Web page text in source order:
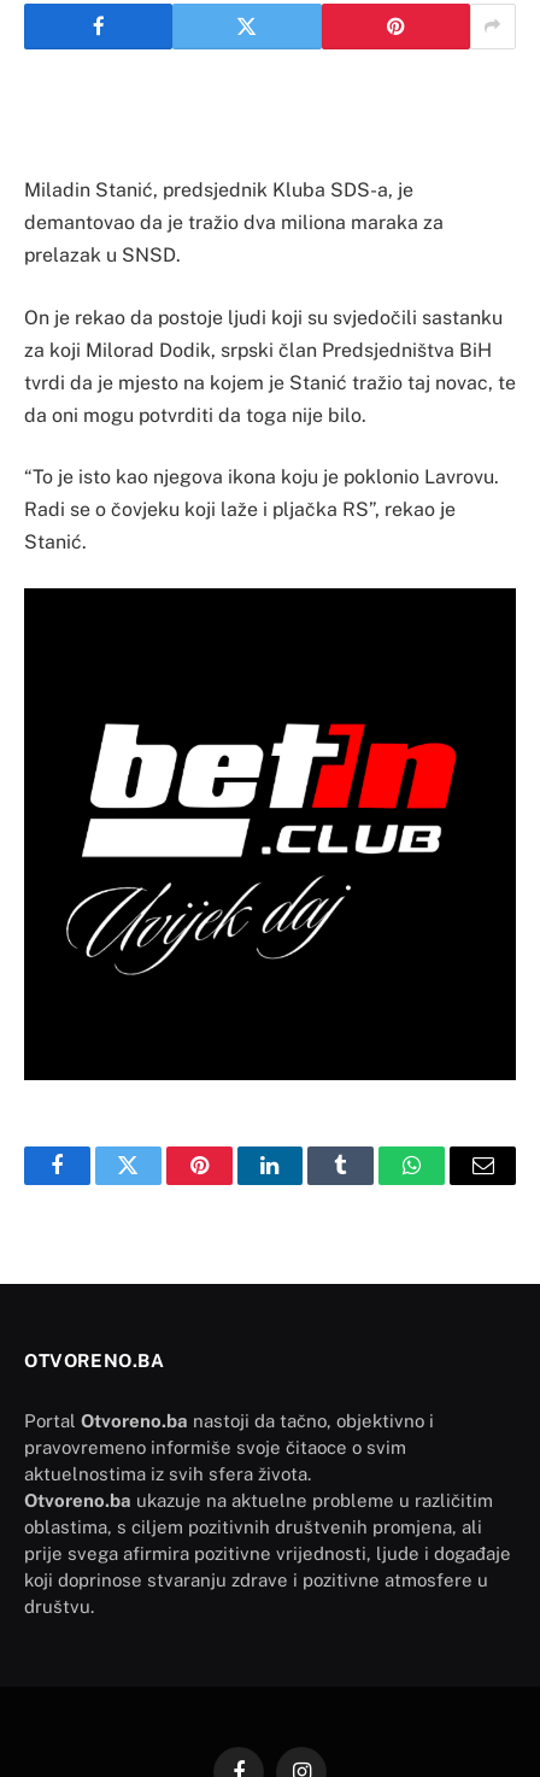
Miladin Stanić, predsjednik Kluba SDS-a, je
demantovao da je tražio dva miliona maraka za
prelazak u SNSD.
On je rekao da postoje ljudi koji su svjedočili sastanku
za koji Milorad Dodik, srpski član Predsjedništva BiH
tvrdi da je mjesto na kojem je Stanić tražio taj novac, te
da oni mogu potvrditi da toga nije bilo.
“To je isto kao njegova ikona koju je poklonio Lavrovu.
Radi se o čovjeku koji laže i pljačka RS”, rekao je
Stanić.
FacebookTwitter PinterestLinkedInTumblr WhatsAppEmail
OTVORENO.BA
Portal Otvoreno.ba nastoji da tačno, objektivno i
pravovremeno informiše svoje čitaoce o svim
aktuelnostima iz svih sfera života.
Otvoreno.ba ukazuje na aktuelne probleme u različitim
oblastima, s ciljem pozitivnih društvenih promjena, ali
prije svega afirmira pozitivne vrijednosti, ljude i događaje
koji doprinose stvaranju zdrave i pozitivne atmosfere u
društvu.